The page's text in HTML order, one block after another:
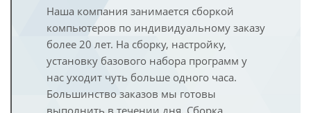
Наша компания занимается сборкой
компьютеров по индивидуальному заказу
более 20 лет. На сборку, настройку,
установку базового набора программ у
нас уходит чуть больше одного часа.
Большинство заказов мы готовы
выполнить в течении дня. Сборка